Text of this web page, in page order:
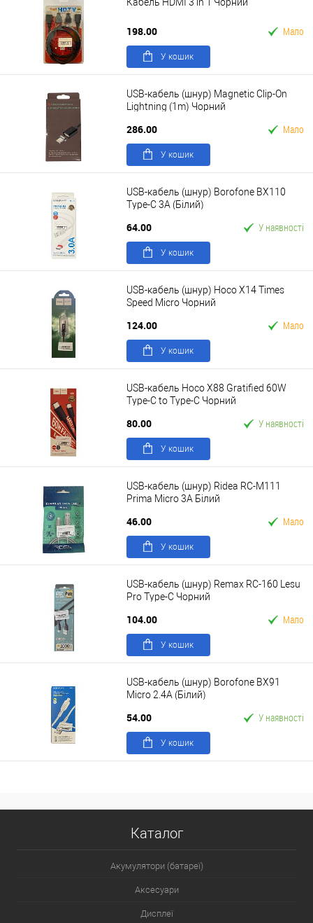
198.00 Мало
У кошик
USB-кабель (шнур) Magnetic Clip-On
Lightning (1m) Чорний
286.00 Мало
У кошик
USB-кабель (шнур) Borofone BX110
Type-C 3A (Білий)
64.00 У наявності
У кошик
USB-кабель (шнур) Hoco X14 Times
Speed Micro Чорний
124.00 Мало
У кошик
USB-кабель Hoco X88 Gratified 60W
Type-C to Type-C Чорний
80.00 У наявності
У кошик
USB-кабель (шнур) Ridea RC-M111
Prima Micro 3A Білий
46.00 Мало
У кошик
USB-кабель (шнур) Remax RC-160 Lesu
Pro Type-C Чорний
104.00 Мало
У кошик
USB-кабель (шнур) Borofone BX91
Micro 2.4A (Білий)
54.00 У наявності
У кошик
Каталог
Акумулятори (батареї)
Аксесуари
Дисплеї